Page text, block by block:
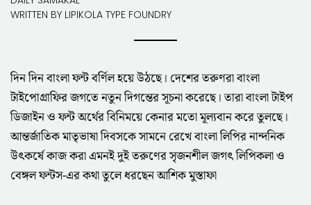
WRITTEN BY LIPIKOLA TYPE FOUNDRY
দিন দিন বাংলা ফন্ট বর্ণিল হয়ে উঠছে। দেশের তরুণরা বাংলা
টাইপোগ্রাফির জগতে নতুন দিগন্তের সূচনা করেছে। তারা বাংলা টাইপ
ডিজাইন ও ফন্ট অর্থের বিনিময়ে কেনার মতো মূল্যবান করে তুলছে।
আন্তর্জাতিক মাতৃভাষা দিবসকে সামনে রেখে বাংলা লিপির নান্দনিক
উৎকর্ষে কাজ করা এমনই দুই তরুণের সৃজনশীল জগৎ লিপিকলা ও
বেঙ্গল ফন্টস-এর কথা তুলে ধরছেন আশিক মুস্তাফা